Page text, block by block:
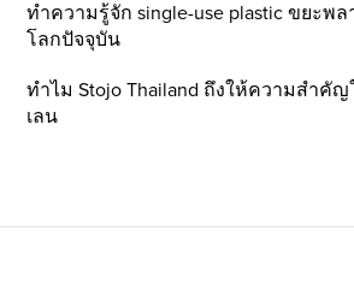
ทำความรู้จัก single-use plastic ขยะพ
โลกปัจจุบัน
ทำไม Stojo Thailand ถึงให้ความสำคั
เลน